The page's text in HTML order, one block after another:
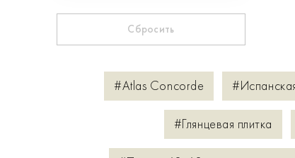
Сбросить
#Atlas Concorde
#Глянцевая плитка